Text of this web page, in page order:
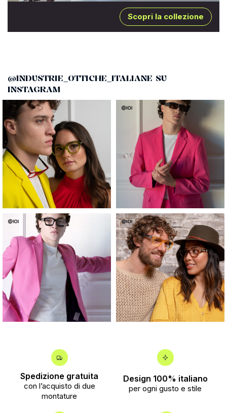
Scopri la collezione
@INDUSTRIE_OTTICHE_ITALIANE SU
INSTAGRAM
Spedizione gratuita
con l’acquisto di due
montature
Design 100% italiano
per ogni gusto e stile